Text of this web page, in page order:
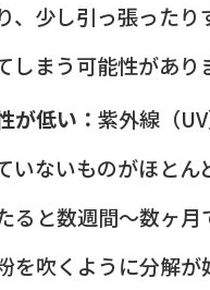
、少し引っ張ったり
しまう可能性があり
が低い： 紫外線（
いないものがほとん
ると数週間〜数ヶ
を吹くように分解が